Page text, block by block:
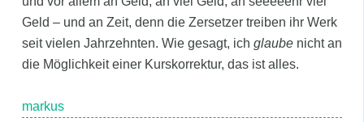
Geld – und an Zeit, denn die Zersetzer treiben ihr Werk
seit vielen Jahrzehnten. Wie gesagt, ich glaubenicht an
die Möglichkeit einer Kurskorrektur, das ist alles.
markus